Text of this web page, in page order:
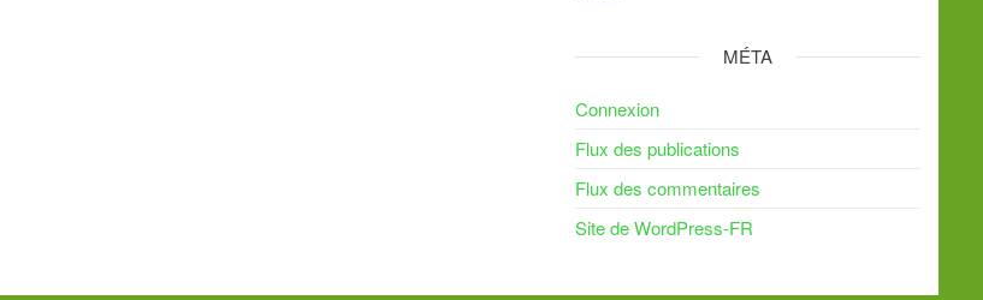
MÉTA
Connexion
Flux des publications
Flux des commentaires
Site de WordPress-FR